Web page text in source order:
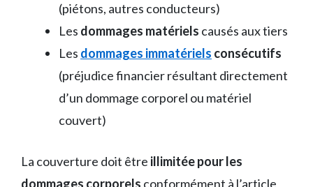
(piétons, autres conducteurs)
Les dommages matériels causés aux tiers
Les dommages immatériels consécutifs
(préjudice financier résultant directement
d’un dommage corporel ou matériel
couvert)
La couverture doit être illimitée pour les
dommages corporels conformément à l’article